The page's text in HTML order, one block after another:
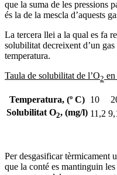
que la suma de les pressions
és la de la mescla d’aquests
La tercera llei a la qual es fa
solubilitat decreixent d’un
temperatura.
Taula de solubilitat de l’O2
Temperatura, (º C) 10
Solubilitat O2, (mg/l) 11,2
Per desgasificar tèrmicament
que la conté es mantinguin